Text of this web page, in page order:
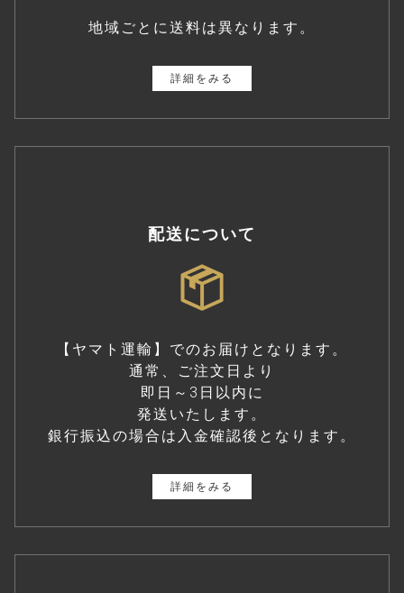
地域ごとに送料は異なります。
詳細をみる
配送について
【ヤマト運輸】でのお届けとなります。
通常、ご注文日より
即日～3日以内に
発送いたします。
銀行振込の場合は入金確認後となります。
詳細をみる